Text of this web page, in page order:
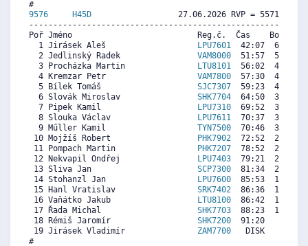
9576
H45D
27.06.2026 RVP = 5571/
Poř Jméno                          Reg.č.  Čas    Body
  1 Jirásek Aleš
LPU7601
42:07  6323
  2 Jedlinský Radek
VAM8000
51:57  5250
  3 Procházka Martin
LTU8101
56:02  4805
  4 Kremzar Petr
VAM7800
57:30  4645
  5 Bílek Tomáš
SJC7307
59:23  4439
  6 Slovák Miroslav
SHK7704
64:50  3844
  7 Pipek Kamil
LPU7310
69:52  3295
  8 Slouka Václav
LPU7611
70:37  3213
  9 Műller Kamil
TYN7500
70:46  3197
10 Mojžíš Robert
PHK7902
72:52  2968
11 Pompach Martin
PHK7207
78:52  2313
12 Nekvapil Ondřej
LPU7403
79:21  2260
13 Sliva Jan SCP7300
81:34  2019
14 Stohanzl Jan
LPU7600
85:53  1548
15 Hanl Vratislav SRK7402
86:36  1469
16 Vaňátko Jakub
LTU8100
86:42  1458
17 Řada Michal SHK7703
88:23  1275
18 Rémiš Jaromír SHK7200
91:20   953
19 Jirásek Vladimír ZAM7700
DISK     0